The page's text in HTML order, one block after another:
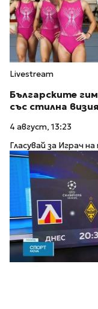
Livestream
Българските
със стилна визия
4 август, 13:23
Гласувай за Играч